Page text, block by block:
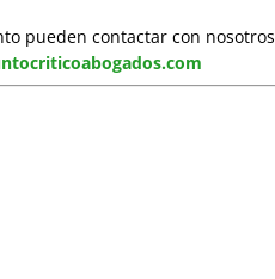
pueden contactar con nosotros